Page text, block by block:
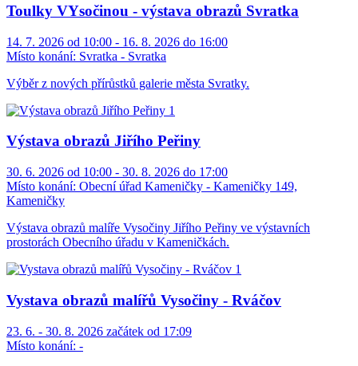
Toulky VYsočinou - výstava obrazů Svratka
14. 7. 2026 od 10:00 - 16. 8. 2026 do 16:00
Místo konání: Svratka - Svratka
Výběr z nových přírůstků galerie města Svratky.
Výstava obrazů Jiřího Peřiny
30. 6. 2026 od 10:00 - 30. 8. 2026 do 17:00
Místo konání: Obecní úřad Kameničky - Kameničky 149,
Kameničky
Výstava obrazů malíře Vysočiny Jiřího Peřiny ve výstavních
prostorách Obecního úřadu v Kameničkách.
Vystava obrazů malířů Vysočiny - Rváčov
23. 6. - 30. 8. 2026 začátek od 17:09
Místo konání: -